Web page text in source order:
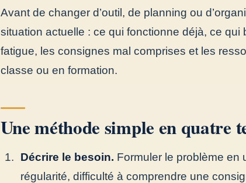
Avant de changer d’outil, de planning ou
situation actuelle : ce qui fonctionne déjà, ce
fatigue, les consignes mal comprises et les
classe ou en formation.
Une méthode simple en quatre
Décrire le besoin. Formuler le problème en
régularité, difficulté à comprendre une